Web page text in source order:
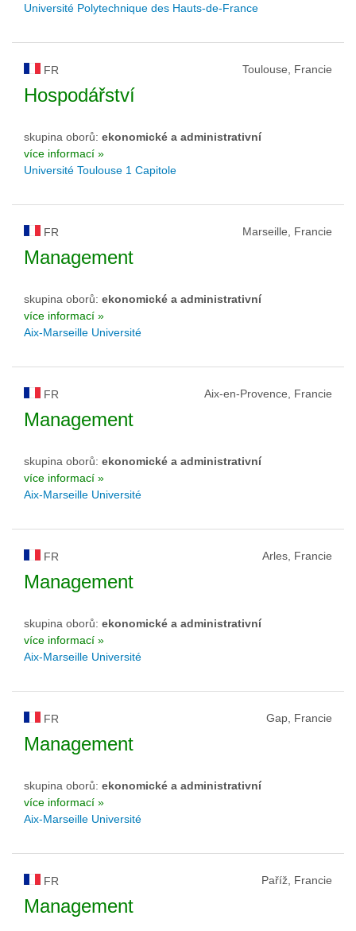
Université Polytechnique des Hauts-de-France
FR Toulouse, Francie
Hospodářství
skupina oborů: ekonomické a administrativní
více informací »
Université Toulouse 1 Capitole
FR Marseille, Francie
Management
skupina oborů: ekonomické a administrativní
více informací »
Aix-Marseille Université
FR Aix-en-Provence, Francie
Management
skupina oborů: ekonomické a administrativní
více informací »
Aix-Marseille Université
FR Arles, Francie
Management
skupina oborů: ekonomické a administrativní
více informací »
Aix-Marseille Université
FR Gap, Francie
Management
skupina oborů: ekonomické a administrativní
více informací »
Aix-Marseille Université
FR Paříž, Francie
Management